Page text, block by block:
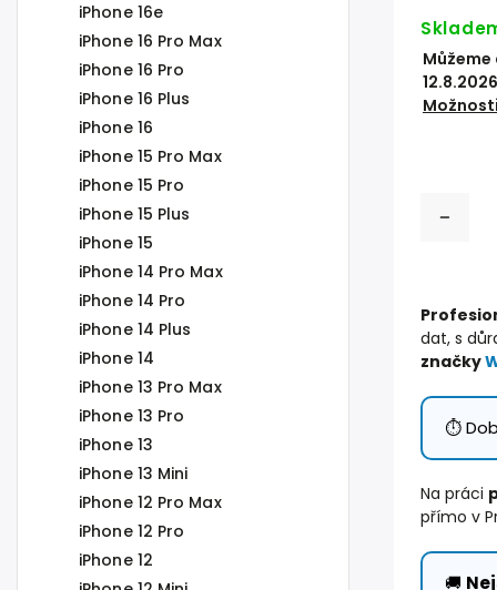
iPhone 16e
iPhone 16 Pro Max
iPhone 16 Pro
iPhone 16 Plus
iPhone 16
iPhone 15 Pro Max
iPhone 15 Pro
iPhone 15 Plus
iPhone 15
iPhone 14 Pro Max
iPhone 14 Pro
iPhone 14 Plus
iPhone 14
iPhone 13 Pro Max
iPhone 13 Pro
iPhone 13
iPhone 13 Mini
iPhone 12 Pro Max
iPhone 12 Pro
iPhone 12
12.8.2026
dat, s
značky
⏱️
Na práci
přímo v
🚚